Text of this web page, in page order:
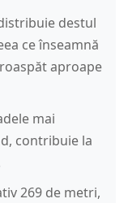
destul
ce înseamnă
aproape
mai
contribuie la
269 de metri,